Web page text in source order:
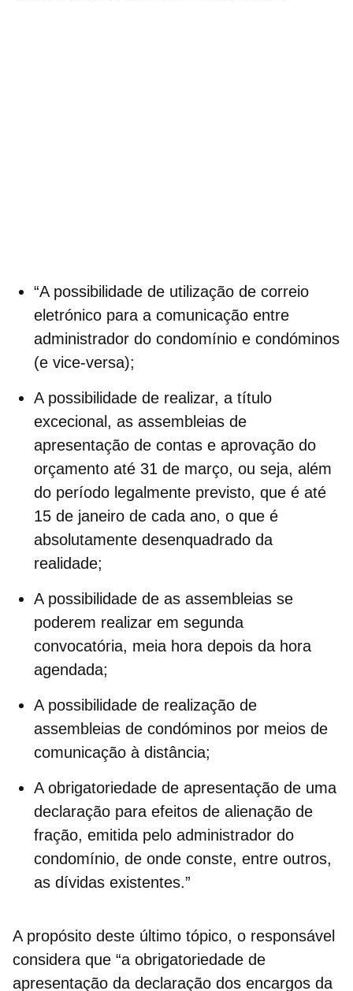
“A possibilidade de utilização de correio
eletrónico para a comunicação entre
administrador do condomínio e condóminos
(e vice-versa);
A possibilidade de realizar, a título
excecional, as assembleias de
apresentação de contas e aprovação do
orçamento até 31 de março, ou seja, além
do período legalmente previsto, que é até
15 de janeiro de cada ano, o que é
absolutamente desenquadrado da
realidade;
A possibilidade de as assembleias se
poderem realizar em segunda
convocatória, meia hora depois da hora
agendada;
A possibilidade de realização de
assembleias de condóminos por meios de
comunicação à distância;
A obrigatoriedade de apresentação de uma
declaração para efeitos de alienação de
fração, emitida pelo administrador do
condomínio, de onde conste, entre outros,
as dívidas existentes.”
A propósito deste último tópico, o responsável
considera que “a obrigatoriedade de
apresentação da declaração dos encargos da